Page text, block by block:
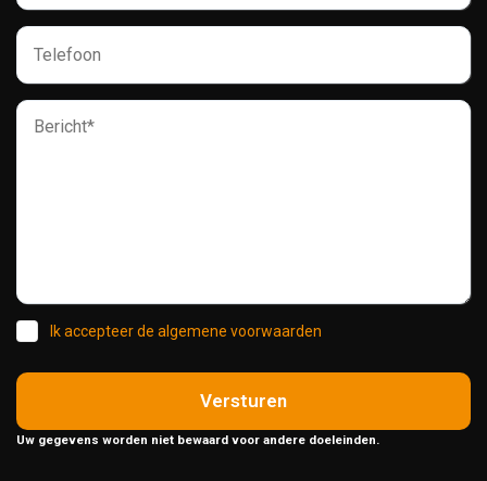
Ik accepteer de algemene voorwaarden
Versturen
Uw gegevens worden niet bewaard voor andere doeleinden.